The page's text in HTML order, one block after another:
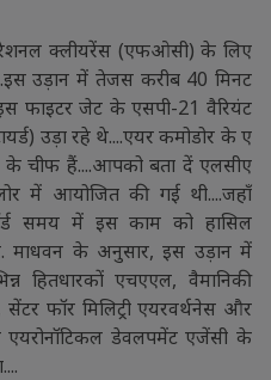
क्लीयरेंस (एफओसी) के लिए
उड़ान में तेजस करीब 40 मिनट
फाइटर जेट के एसपी-21 वैरियंट
उड़ा रहे थे....एयर कमोडोर के ए
के चीफ हैं....आपको बता दें एलसीए
में आयोजित की गई थी....जहाँ
समय में इस काम को हासिल
माधवन के अनुसार, इस उड़ान में
हितधारकों एचएएल, वैमानिकी
फॉर मिलिट्री एयरवर्थनेस और
एयरोनॉटिकल डेवलपमेंट एजेंसी के